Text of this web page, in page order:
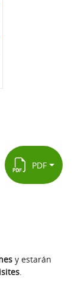
y estarán
.
PDF